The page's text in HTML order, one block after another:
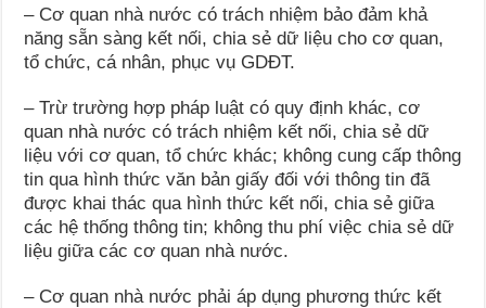
– Cơ quan nhà nước có trách nhiệm bảo đảm khả
năng sẵn sàng kết nối, chia sẻ dữ liệu cho cơ quan,
tổ chức, cá nhân, phục vụ GDĐT.
– Trừ trường hợp pháp luật có quy định khác, cơ
quan nhà nước có trách nhiệm kết nối, chia sẻ dữ
liệu với cơ quan, tổ chức khác; không cung cấp thông
tin qua hình thức văn bản giấy đối với thông tin đã
được khai thác qua hình thức kết nối, chia sẻ giữa
các hệ thống thông tin; không thu phí việc chia sẻ dữ
liệu giữa các cơ quan nhà nước.
– Cơ quan nhà nước phải áp dụng phương thức kết